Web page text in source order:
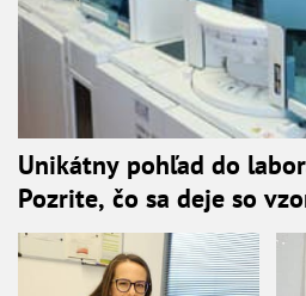
Unikátny pohľad do
Pozrite, čo sa deje so